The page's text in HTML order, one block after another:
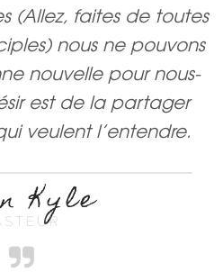
(Allez, faites de toutes
nous ne pouvons
nouvelle pour nous-
est de la partager
veulent l’entendre.
Kyle